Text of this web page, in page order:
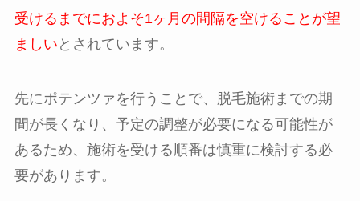
受けるまでにおよそ1ヶ月の間隔を空けることが望
ましい とされています。
先にポテンツァを行うことで、脱毛施術までの期
間が長くなり、予定の調整が必要になる可能性が
あるため、施術を受ける順番は慎重に検討する必
要があります。